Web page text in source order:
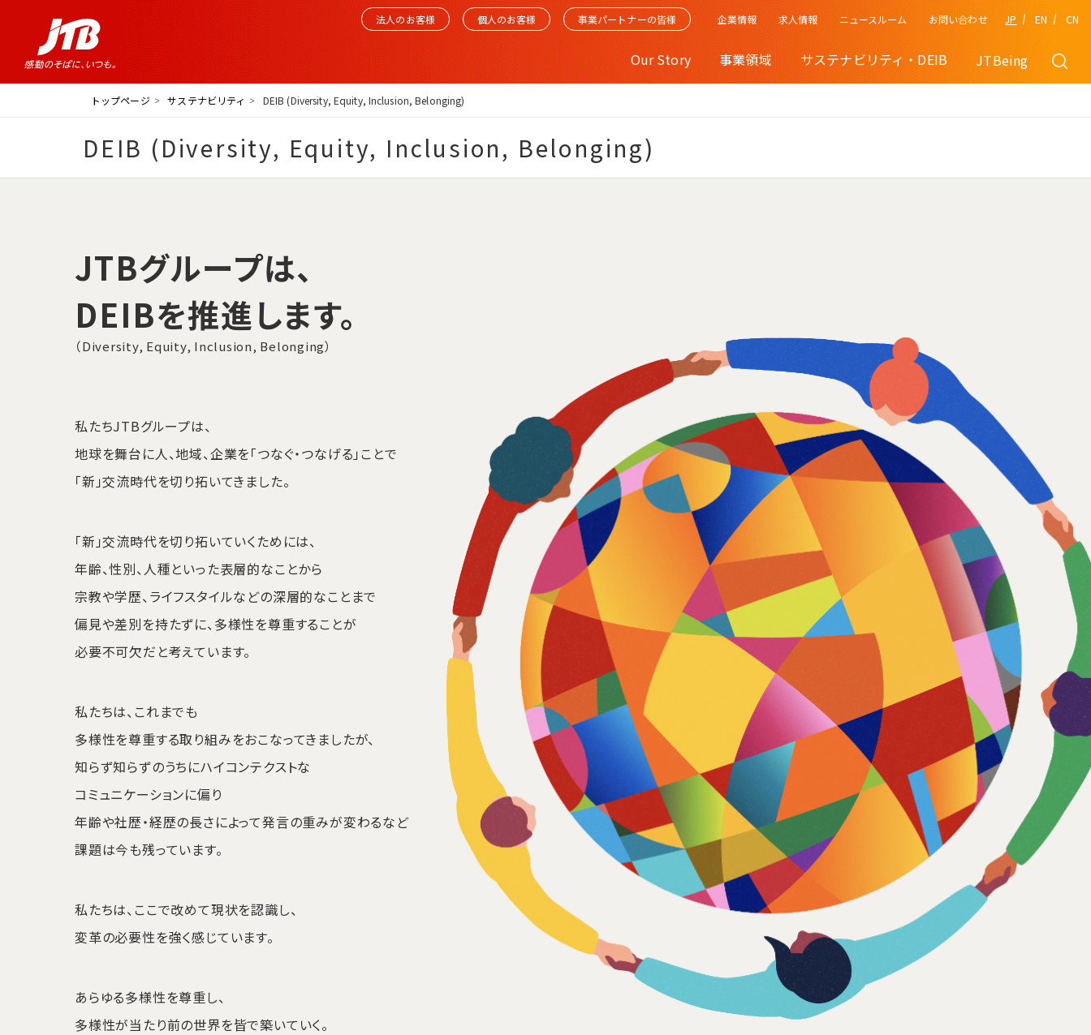
法人のお客様 個人のお客様 事業パートナーの皆様
Our Story 事業領域 サステナビリティ・DEIB JTBeing
企業情報 求人情報 ニュースルーム お問い合わせ JP EN CN
トップページ サステナビリティ DEIB (Diversity, Equity, Inclusion, Belonging)
DEIB (Diversity, Equity, Inclusion, Belonging)
JTBグループは、
DEIBを推進します。
（Diversity, Equity, Inclusion, Belonging）
私たちJTBグループは、
地球を舞台に人、地域、企業を「つなぐ・つなげる」ことで
「新」交流時代を切り拓いてきました。
「新」交流時代を切り拓いていくためには、
年齢、性別、人種といった表層的なことから
宗教や学歴、ライフスタイルなどの深層的なことまで
偏見や差別を持たずに、多様性を尊重することが
必要不可欠だと考えています。
私たちは、これまでも
多様性を尊重する取り組みをおこなってきましたが、
知らず知らずのうちにハイコンテクストな
コミュニケーションに偏り
年齢や社歴・経歴の長さによって発言の重みが変わるなど
課題は今も残っています。
私たちは、ここで改めて現状を認識し、
変革の必要性を強く感じています。
あらゆる多様性を尊重し、
多様性が当たり前の世界を皆で築いていく。